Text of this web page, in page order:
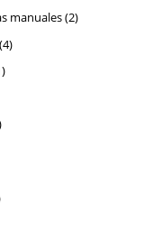
productos
manuales 22
44
71